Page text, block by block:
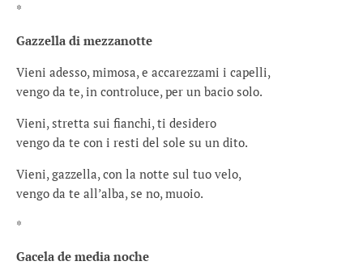
*
Gazzella di mezzanotte
Vieni adesso, mimosa, e accarezzami i capelli,
vengo da te, in controluce, per un bacio solo.
Vieni, stretta sui fianchi, ti desidero
vengo da te con i resti del sole su un dito.
Vieni, gazzella, con la notte sul tuo velo,
vengo da te all’alba, se no, muoio.
*
Gacela de media noche